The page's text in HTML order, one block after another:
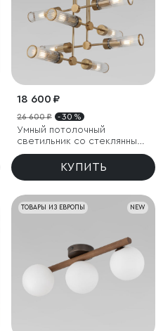
18 600 ₽
26 600 ₽ - 30 %
Умный потолочный
светильник со стеклянными
плафонами
КУПИТЬ
NEW
ТОВАРЫ ИЗ ЕВРОПЫ